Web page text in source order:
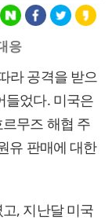
응
라 공격을 받으
들었다. 미국은
무즈 해협 주
유 판매에 대한
, 지난달 미국